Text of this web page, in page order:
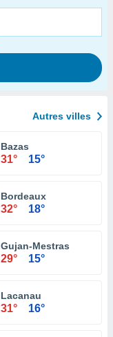
Autres villes
Bazas
31° 15°
Bordeaux
32° 18°
Gujan-Mestras
29° 15°
Lacanau
31° 16°